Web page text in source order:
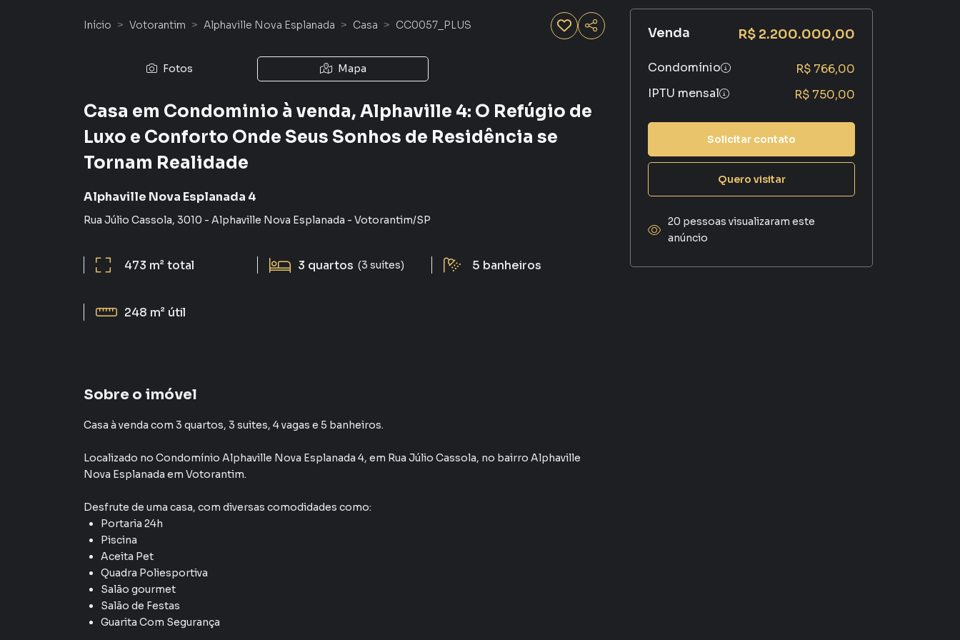
Início Votorantim Alphaville Nova Esplanada Casa CC0057_PLUS
Fotos Mapa
Casa em Condominio à venda, Alphaville 4: O Refúgio de
Luxo e Conforto Onde Seus Sonhos de Residência se
Tornam Realidade
Alphaville Nova Esplanada 4
Rua Júlio Cassola, 3010 - Alphaville Nova Esplanada - Votorantim/SP
473 m²total 3 quartos (3 suítes) 5 banheiros
248 m² útil
Sobre o imóvel
Casa à venda com 3 quartos, 3 suites, 4 vagas e 5 banheiros.
Localizado no Condomínio Alphaville Nova Esplanada 4, em Rua Júlio Cassola, no bairro Alphaville
Nova Esplanada em Votorantim.
Desfrute de uma casa, com diversas comodidades como:
Portaria 24h
Piscina
Aceita Pet
Quadra Poliesportiva
Salão gourmet
Salão de Festas
Guarita Com Segurança
Venda R$ 2.200.000,00
Condomínio
R$ 766,00
IPTU mensal
R$ 750,00
Solicitar contato
Quero visitar
20 pessoas visualizaram este
anúncio